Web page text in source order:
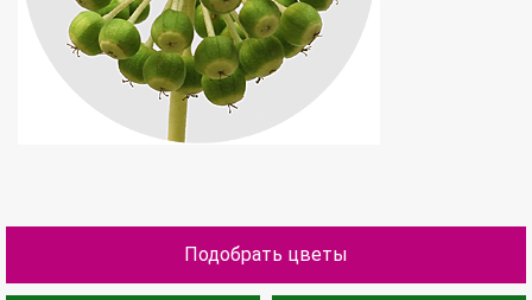
Подобрать цветы